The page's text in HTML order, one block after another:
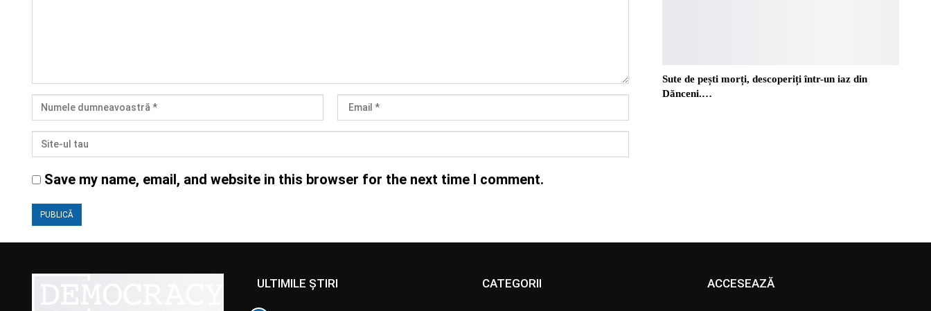
Save my name, email, and website in this browser for the next time I comment.
Sute de pești morți, descoperiți într-un iaz din
Dănceni.…
ULTIMILE ȘTIRI CATEGORII ACCESEAZĂ